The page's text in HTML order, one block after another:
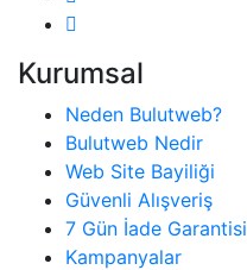
Kurumsal
Neden Bulutweb?
Bulutweb Nedir
Web Site Bayiliği
Güvenli Alışveriş
7 Gün İade Garantisi
Kampanyalar